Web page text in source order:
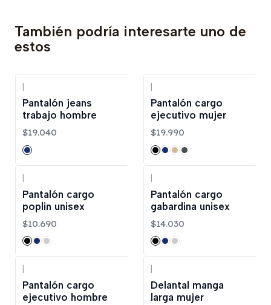
También podría interesarte uno de
estos
Pantalón jeans
trabajo hombre
$19.040
Pantalón cargo
ejecutivo mujer
$19.990
|
Pantalón cargo
poplin unisex
$10.690
|
Pantalón cargo
gabardina unisex
$14.030
Pantalón cargo
ejecutivo hombre
Delantal manga
larga mujer